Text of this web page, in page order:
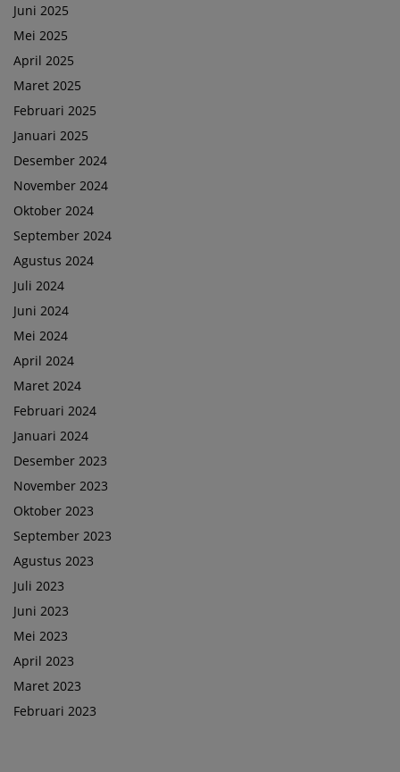
Juni 2025
Mei 2025
April 2025
Maret 2025
Februari 2025
Januari 2025
Desember 2024
November 2024
Oktober 2024
September 2024
Agustus 2024
Juli 2024
Juni 2024
Mei 2024
April 2024
Maret 2024
Februari 2024
Januari 2024
Desember 2023
November 2023
Oktober 2023
September 2023
Agustus 2023
Juli 2023
Juni 2023
Mei 2023
April 2023
Maret 2023
Februari 2023